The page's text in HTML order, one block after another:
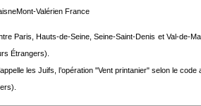
Valérien France
Paris, Hauts-de-Seine, Seine-Saint-Denis et Val-de-
Étrangers).
les Juifs, l’opération "Vent printanier" selon le code